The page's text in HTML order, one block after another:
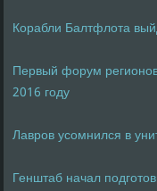
Корабли Балтфлота
Первый форум
2016 году
Лавров усомнился в
Генштаб начал